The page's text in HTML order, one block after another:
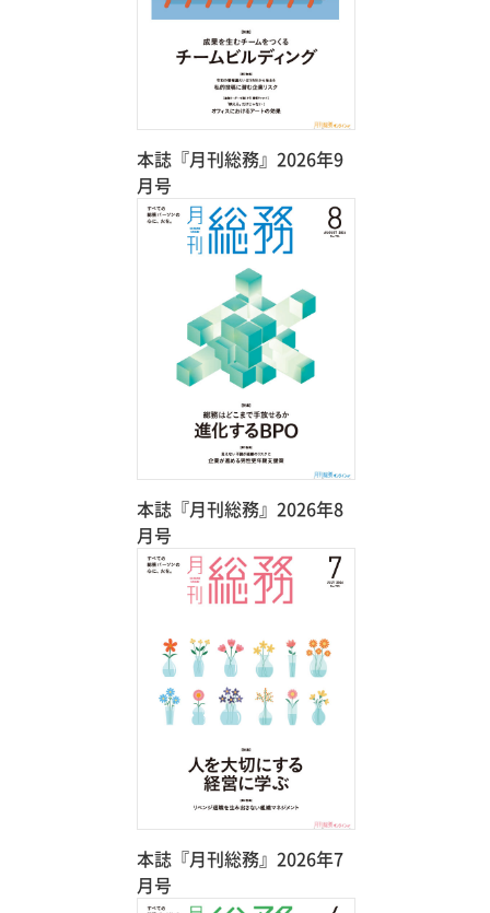
本誌『月刊総務』2026年9
月号
本誌『月刊総務』2026年8
月号
本誌『月刊総務』2026年7
月号